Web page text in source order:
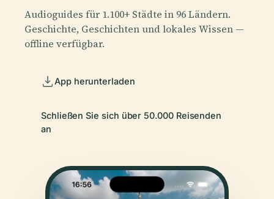
Audioguides für 1.100+ Städte in 96 Ländern.
Geschichte, Geschichten und lokales Wissen —
offline verfügbar.
App herunterladen
Schließen Sie sich über 50.000 Reisenden
an